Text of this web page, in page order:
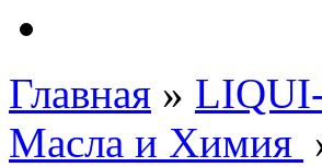
Главная »
Масла и Химия